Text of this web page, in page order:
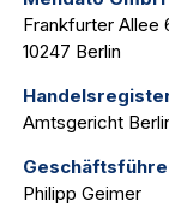
Frankfurter Allee
10247 Berlin
Amtsgericht
Philipp Geimer